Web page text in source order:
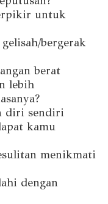
untuk
bergerak
berat
lebih
diri sendiri
kamu
menikmati
dengan